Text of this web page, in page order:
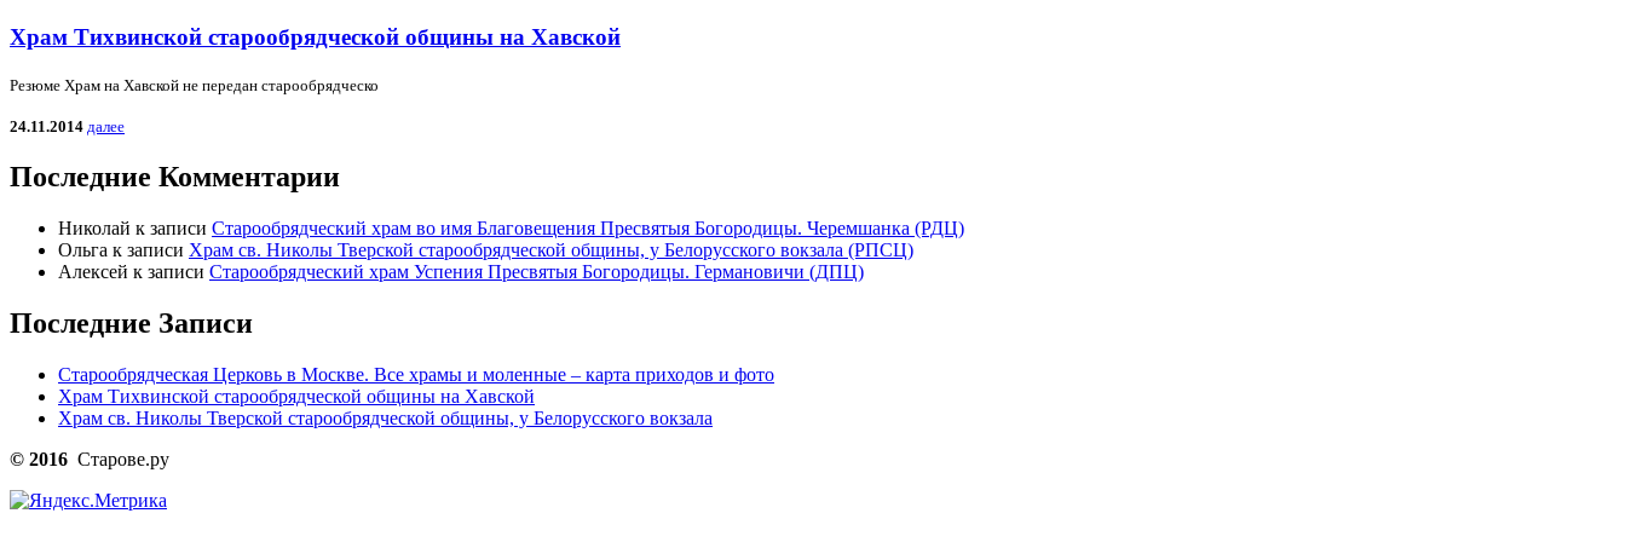
Храм Тихвинской старообрядческой общины на Хавской
Резюме Храм на Хавской не передан старообрядческо
24.11.2014 далее
Последние Комментарии
Николай к записи Старообрядческий храм во имя Благовещения Пресвятыя Богородицы. Черемшанка (РДЦ)
Ольга к записи Храм св. Николы Тверской старообрядческой общины, у Белорусского вокзала (РПСЦ)
Алексей к записи Старообрядческий храм Успения Пресвятыя Богородицы. Германовичи (ДПЦ)
Последние Записи
Старообрядческая Церковь в Москве. Все храмы и моленные – карта приходов и фото
Храм Тихвинской старообрядческой общины на Хавской
Храм св. Николы Тверской старообрядческой общины, у Белорусского вокзала
© 2016 Старове.ру